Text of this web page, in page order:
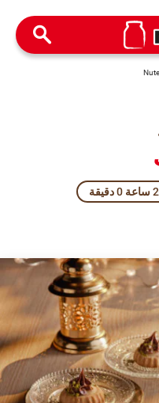
2 ساعة 0 دقيقة